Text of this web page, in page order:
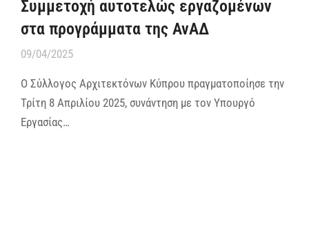
Συμμετοχή αυτοτελώς εργαζομένων
στα προγράμματα της ΑνΑΔ
09/04/2025
Ο Σύλλογος Αρχιτεκτόνων Κύπρου πραγματοποίησε την
Τρίτη 8 Απριλίου 2025, συνάντηση με τον Υπουργό
Εργασίας…